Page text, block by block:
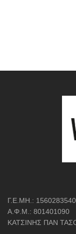
Γ.Ε.ΜΗ.:
Α.Φ.Μ.: 801401090
ΚΑΤΣΙΝΗΣ ΠΑΝ